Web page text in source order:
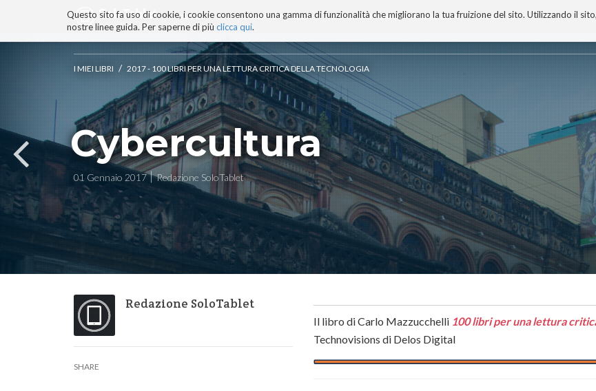
Questo sito fa uso di cookie, i cookie consentono una gamma di funzionalità che migliorano la tua fruizione del sito. Utilizzando il
nostre linee guida. Per saperne di più clicca qui.
BLOG TECNOCONSAPEVOLEZZA TECNOBIBLIOGRAFIA I MIEI LIBRI PROGETTO
ai
contenuti.
|
Salta
alla
navigazione
I MIEI LIBRI / 2017 - 100 LIBRI PER UNA LETTURA CRITICA DELLA TECNOLOGIA
Cybercultura
01 Gennaio 2017 Redazione SoloTablet
Redazione SoloTablet
SHARE
Il libro di Carlo Mazzucchelli 100 libri per una lettura
Technovisions di Delos Digital